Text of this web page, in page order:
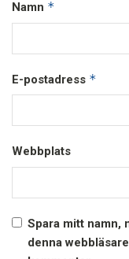
Namn *
E-postadress *
Webbplats
Spara mitt namn,
denna